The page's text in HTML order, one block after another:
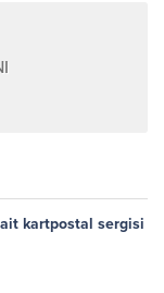
kartpostal sergisi